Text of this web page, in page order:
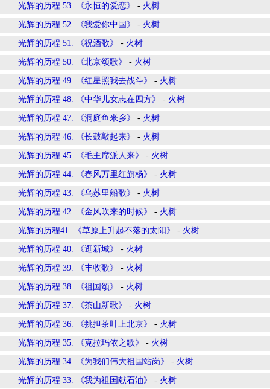
光辉的历程 53. 《永恒的爱恋》 - 火树
光辉的历程 52. 《我爱你中国》 - 火树
光辉的历程 51. 《祝酒歌》 - 火树
光辉的历程 50. 《北京颂歌》 - 火树
光辉的历程 49. 《红星照我去战斗》 - 火树
光辉的历程 48. 《中华儿女志在四方》 - 火树
光辉的历程 47. 《洞庭鱼米乡》 - 火树
光辉的历程 46. 《长鼓敲起来》 - 火树
光辉的历程 45. 《毛主席派人来》 - 火树
光辉的历程 44. 《春风万里红旗杨》 - 火树
光辉的历程 43. 《乌苏里船歌》 - 火树
光辉的历程 42. 《金风吹来的时候》 - 火树
光辉的历程41. 《草原上升起不落的太阳》 - 火树
光辉的历程 40. 《逛新城》 - 火树
光辉的历程 39. 《丰收歌》 - 火树
光辉的历程 38. 《祖国颂》 - 火树
光辉的历程 37. 《茶山新歌》 - 火树
光辉的历程 36. 《挑担茶叶上北京》 - 火树
光辉的历程 35. 《克拉玛依之歌》 - 火树
光辉的历程 34. 《为我们伟大祖国站岗》 - 火树
光辉的历程 33. 《我为祖国献石油》 - 火树